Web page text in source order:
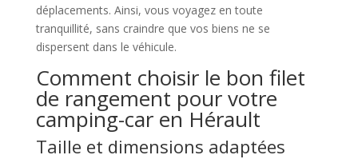
déplacements. Ainsi, vous voyagez en toute
tranquillité, sans craindre que vos biens ne se
dispersent dans le véhicule.
Comment choisir le bon filet
de rangement pour votre
camping-car en Hérault
Taille et dimensions adaptées